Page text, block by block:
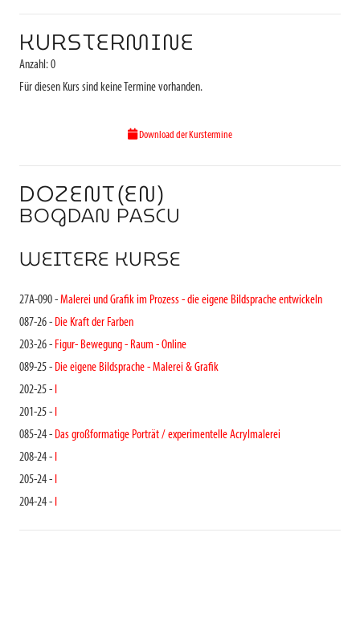
KURSTERMINE
Anzahl: 0
Für diesen Kurs sind keine Termine vorhanden.
Download der Kurstermine
DOZENT(EN)
BOGDAN PASCU
WEITERE KURSE
27A-090 -Malerei und Grafik im Prozess - die eigene Bildsprache entwickeln
087-26 - Die Kraft der Farben
203-26 - Figur- Bewegung - Raum - Online
089-25 - Die eigene Bildsprache - Malerei & Grafik
202-25 -
201-25 -
085-24 - Das großformatige Porträt / experimentelle Acrylmalerei
208-24 -
205-24 -
204-24 -